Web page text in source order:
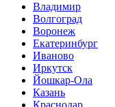
Владимир
Волгоград
Воронеж
Екатеринбург
Иваново
Иркутск
Йошкар-Ола
Казань